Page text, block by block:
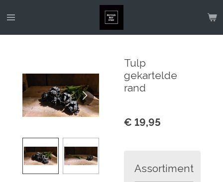
Ga
hoofdinhoud
Tulp
gekartelde
rand
€ 19,95
Assortiment